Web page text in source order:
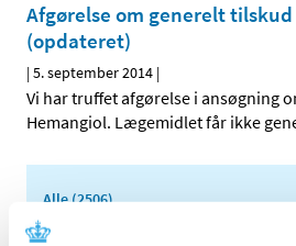
Afgørelse om generelt
(opdateret)
|5. september 2014 |
Vi har truffet afgørelse i ansøgning
Hemangiol. Lægemidlet får ikke
Alle (2506)
TID